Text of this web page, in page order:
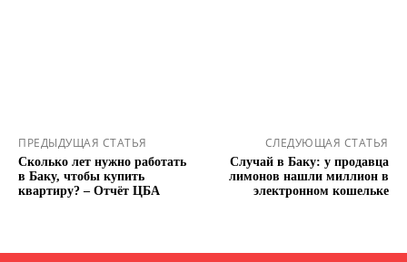
ПРЕДЫДУЩАЯ СТАТЬЯ
Сколько лет нужно работать
в Баку, чтобы купить
квартиру? – Отчёт ЦБА
СЛЕДУЮЩАЯ СТАТЬЯ
Случай в Баку: у продавца
лимонов нашли миллион в
электронном кошельке